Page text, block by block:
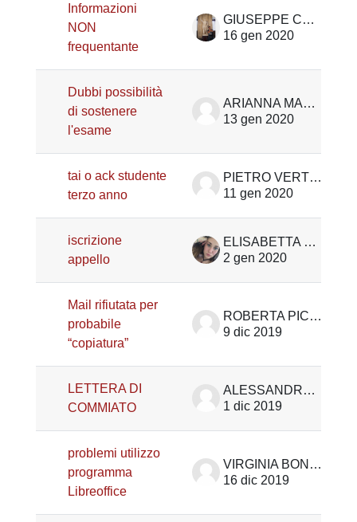
Informazioni
NON
frequentante
GIUSEPPE CONFENTE
16 gen 2020
Dubbi possibilità
di sostenere
l'esame
ARIANNA MARIOLINI
13 gen 2020
tai o ack studente
terzo anno
PIETRO VERTOVA
11 gen 2020
iscrizione
appello
ELISABETTA TIGLI
2 gen 2020
Mail rifiutata per
probabile
“copiatura”
ROBERTA PICCINELLI
9 dic 2019
LETTERA DI
COMMIATO
ALESSANDRA ZULATO
1 dic 2019
problemi utilizzo
programma
Libreoffice
VIRGINIA BONOLLO
16 dic 2019